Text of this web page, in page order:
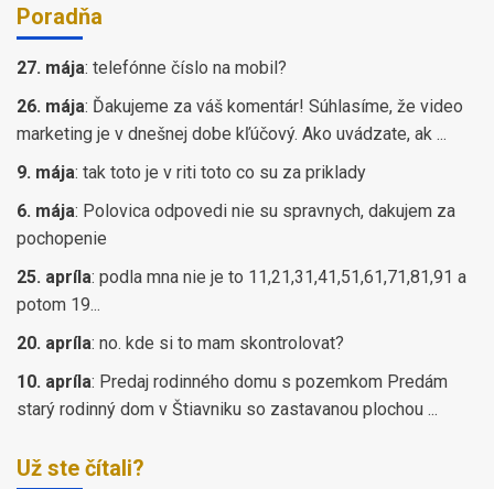
Poradňa
27. mája: telefónne číslo na mobil?
26. mája: Ďakujeme za váš komentár! Súhlasíme, že video
marketing je v dnešnej dobe kľúčový. Ako uvádzate, ak ...
9. mája: tak toto je v riti toto co su za priklady
6. mája: Polovica odpovedi nie su spravnych, dakujem za
pochopenie
25. apríla: podla mna nie je to 11,21,31,41,51,61,71,81,91 a
potom 19...
20. apríla: no. kde si to mam skontrolovat?
10. apríla: Predaj rodinného domu s pozemkom Predám
starý rodinný dom v Štiavniku so zastavanou plochou ...
Už ste čítali?